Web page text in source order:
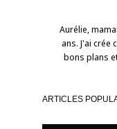
Aurélie,
ans. J'ai
bons plans
ARTICLES